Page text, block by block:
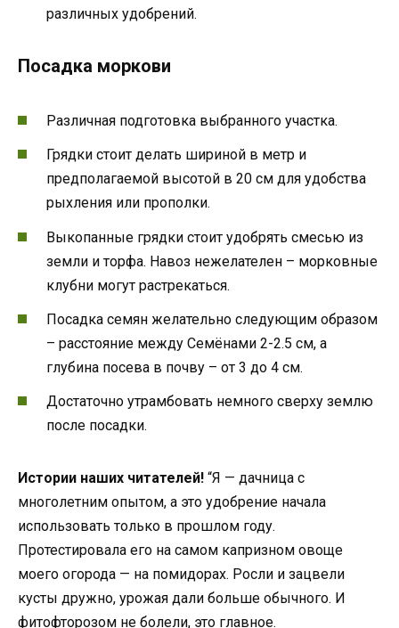
различных удобрений.
Посадка моркови
Различная подготовка выбранного участка.
Грядки стоит делать шириной в метр и
предполагаемой высотой в 20 см для удобства
рыхления или прополки.
Выкопанные грядки стоит удобрять смесью из
земли и торфа. Навоз нежелателен – морковные
клубни могут растрекаться.
Посадка семян желательно следующим образом
– расстояние между Семёнами 2-2.5 см, а
глубина посева в почву – от 3 до 4 см.
Достаточно утрамбовать немного сверху землю
после посадки.
Истории наших читателей! “Я — дачница с
многолетним опытом, а это удобрение начала
использовать только в прошлом году.
Протестировала его на самом капризном овоще
моего огорода — на помидорах. Росли и зацвели
кусты дружно, урожая дали больше обычного. И
фитофторозом не болели, это главное.